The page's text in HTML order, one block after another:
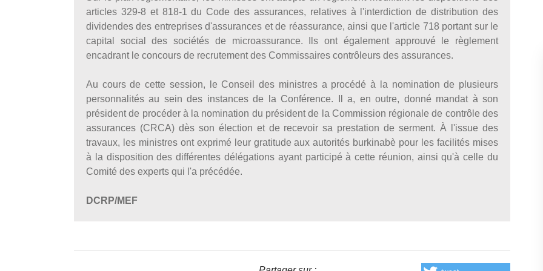
articles 329-8 et 818-1 du Code des assurances, relatives à l'interdiction de distribution des
dividendes des entreprises d'assurances et de réassurance, ainsi que l'article 718 portant sur le
capital social des sociétés de microassurance. Ils ont également approuvé le règlement
encadrant le concours de recrutement des Commissaires contrôleurs des assurances.
Au cours de cette session, le Conseil des ministres a procédé à la nomination de plusieurs
personnalités au sein des instances de la Conférence. Il a, en outre, donné mandat à son
président de procéder à la nomination du président de la Commission régionale de contrôle des
assurances (CRCA) dès son élection et de recevoir sa prestation de serment. À l'issue des
travaux, les ministres ont exprimé leur gratitude aux autorités burkinabè pour les facilités mises
à la disposition des différentes délégations ayant participé à cette réunion, ainsi qu'à celle du
Comité des experts qui l'a précédée.
DCRP/MEF